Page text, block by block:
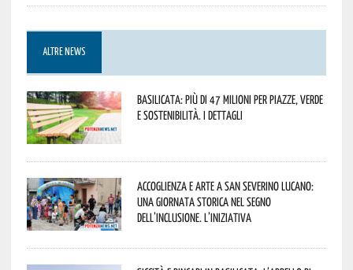
ALTRE NEWS
Basilicata: più di 47 milioni per piazze, verde
e sostenibilità. I dettagli
Accoglienza e arte a San Severino Lucano:
una giornata storica nel segno
dell’inclusione. L’iniziativa